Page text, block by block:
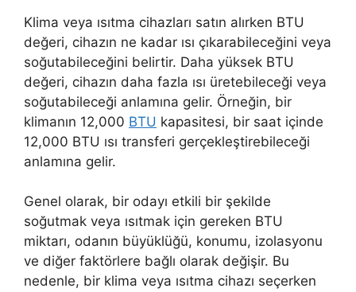
Klima veya ısıtma cihazları satın alırken BTU
değeri, cihazın ne kadar ısı çıkarabileceğini veya
soğutabileceğini belirtir. Daha yüksek BTU
değeri, cihazın daha fazla ısı üretebileceği veya
soğutabileceği anlamına gelir. Örneğin, bir
klimanın 12,000 BTU kapasitesi, bir saat içinde
12,000 BTU ısı transferi gerçekleştirebileceği
anlamına gelir.
Genel olarak, bir odayı etkili bir şekilde
soğutmak veya ısıtmak için gereken BTU
miktarı, odanın büyüklüğü, konumu, izolasyonu
ve diğer faktörlere bağlı olarak değişir. Bu
nedenle, bir klima veya ısıtma cihazı seçerken